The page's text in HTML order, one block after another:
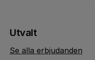
Utvalt
Se alla erbjudanden